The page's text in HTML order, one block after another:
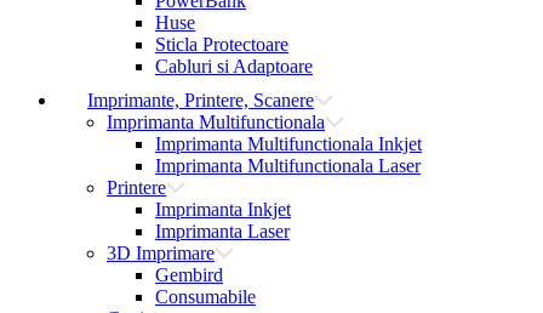
Huse
Sticla Protectoare
Cabluri si Adaptoare
Imprimante, Printere, Scanere
Imprimanta Multifunctionala
Imprimanta Multifunctionala Inkjet
Imprimanta Multifunctionala Laser
Printere
Imprimanta Inkjet
Imprimanta Laser
3D Imprimare
Gembird
Consumabile